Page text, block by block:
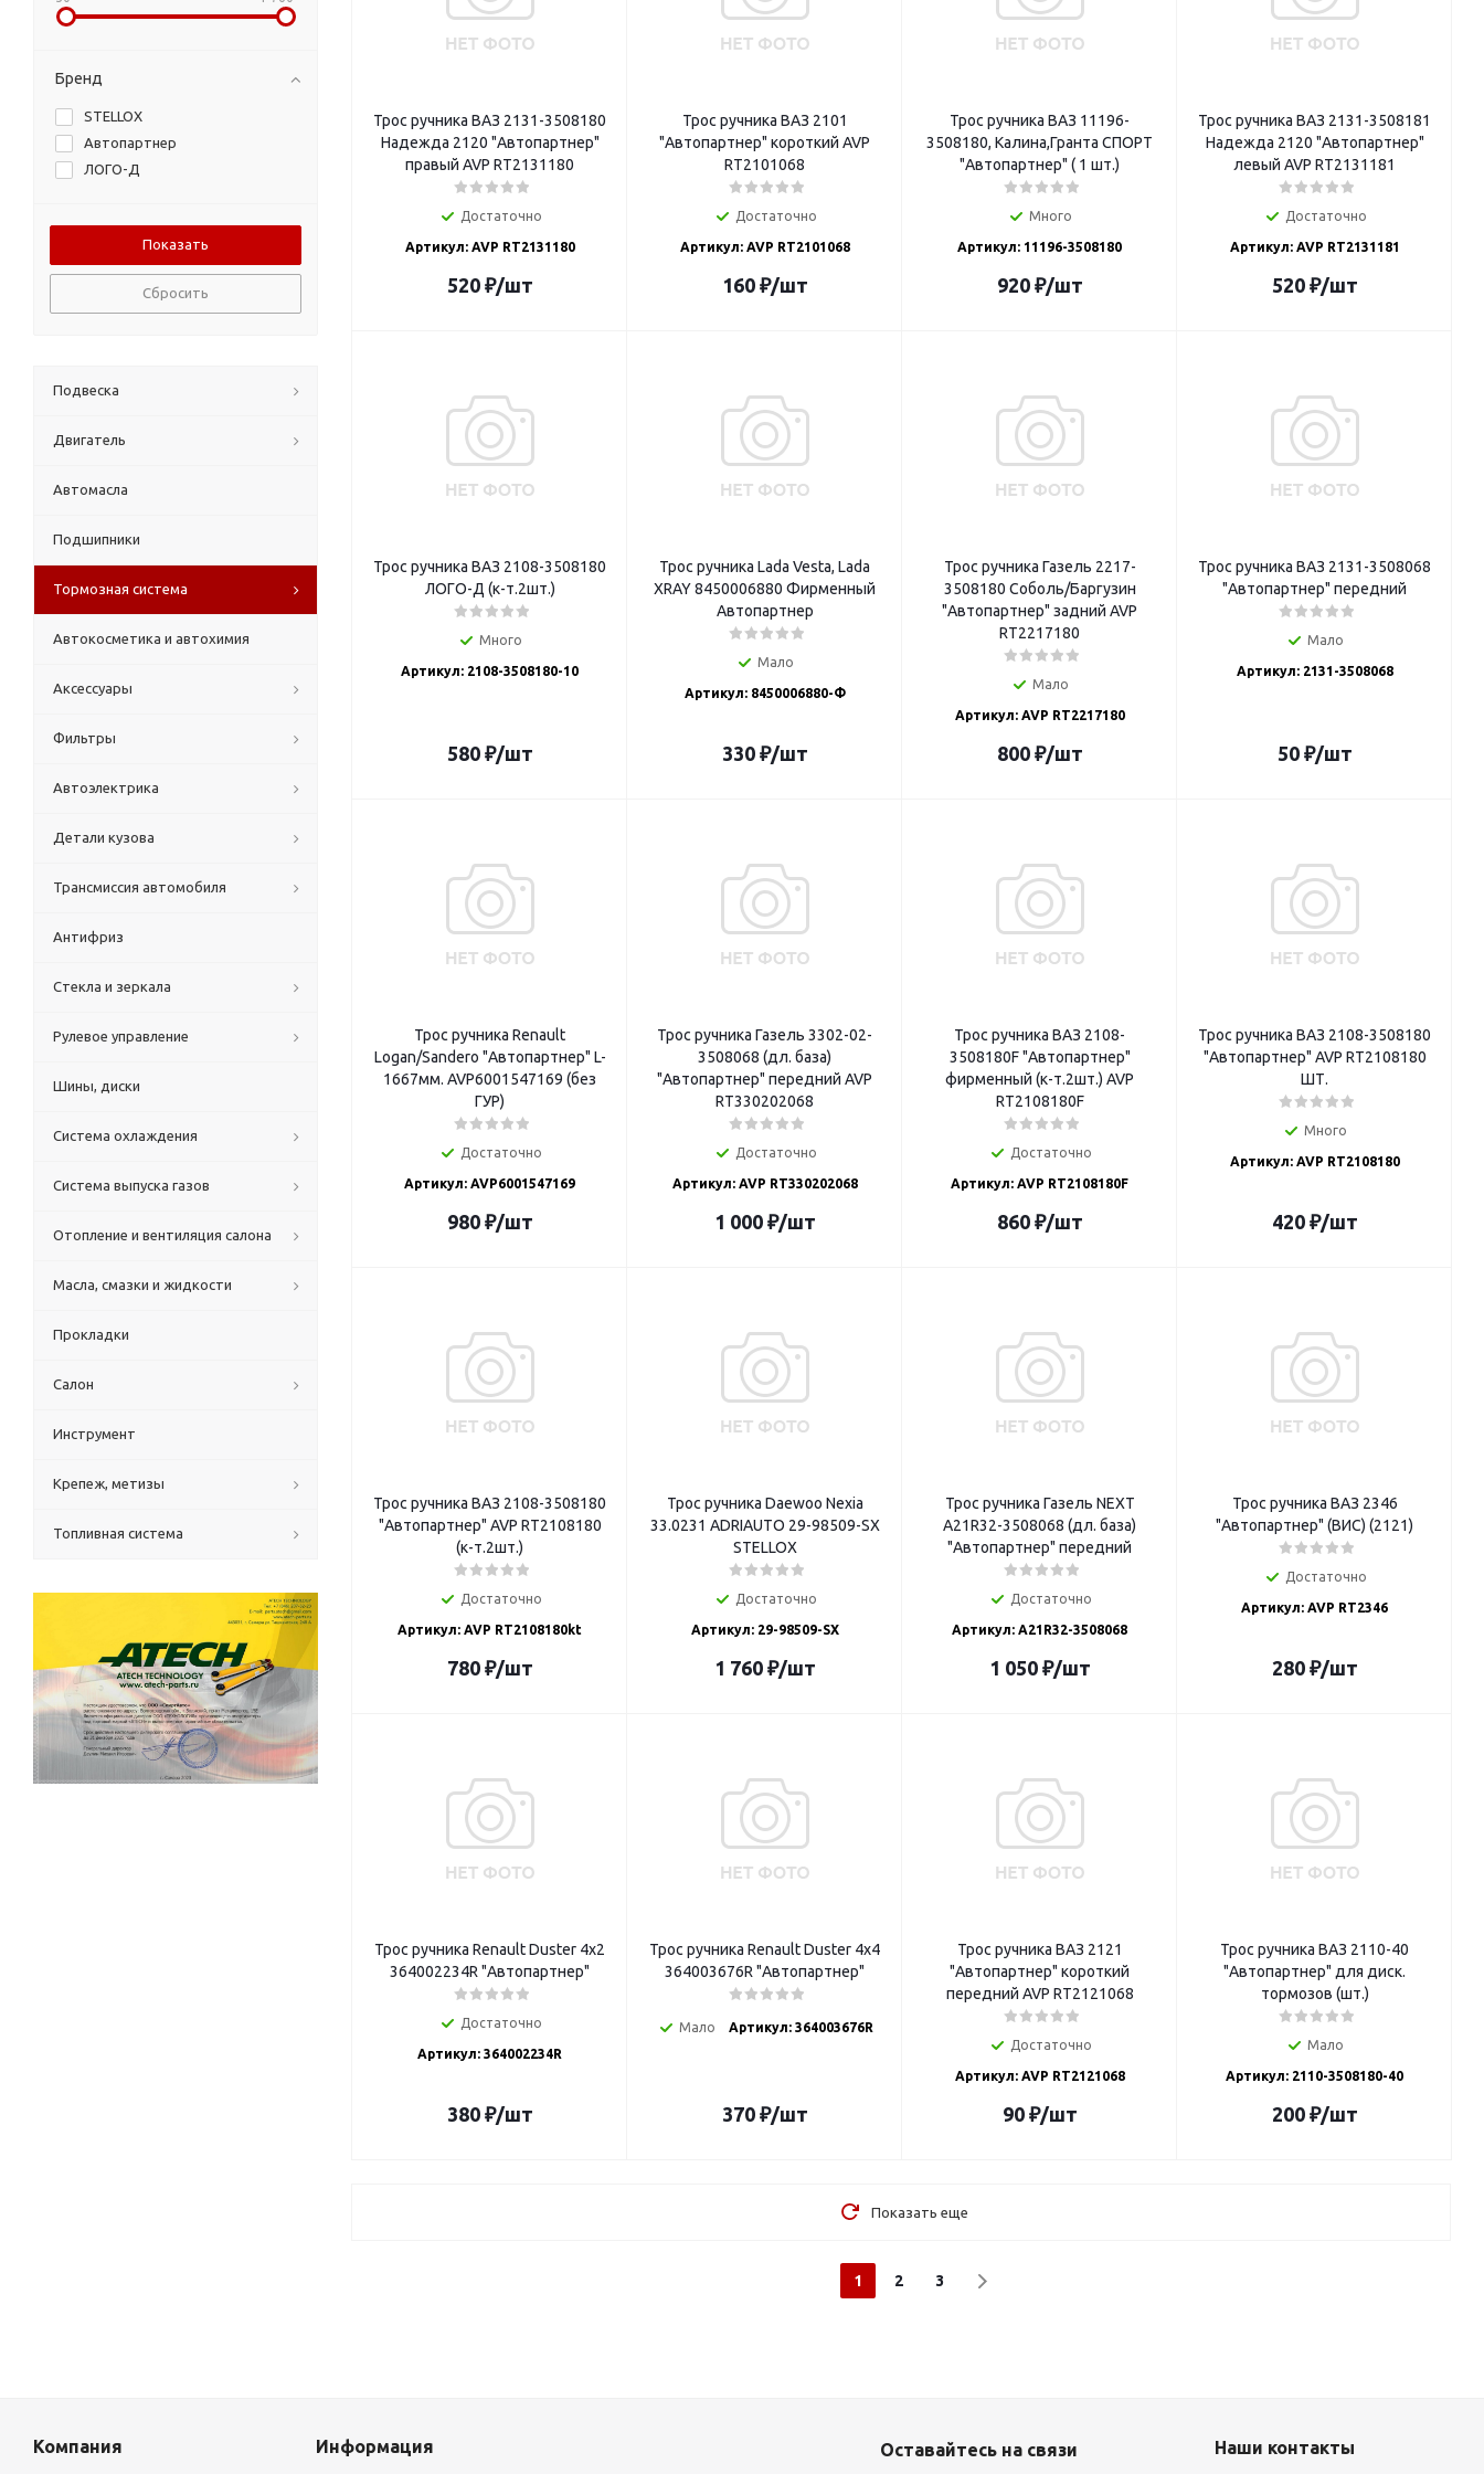
Трос ручника ВАЗ 2131-3508180
Надежда 2120 "Автопартнер"
правый AVP RT2131180
Достаточно
Артикул: AVP RT2131180
520₽/шт
Трос ручника ВАЗ 2101
"Автопартнер" короткий AVP
RT2101068
Достаточно
Артикул: AVP RT2101068
160₽/шт
Трос ручника ВАЗ 11196-
3508180, Калина,Гранта СПОРТ
"Автопартнер" ( 1 шт.)
Много
Артикул: 11196-3508180
920₽/шт
Трос ручника ВАЗ 2131-3508181
Надежда 2120 "Автопартнер"
левый AVP RT2131181
Достаточно
Артикул: AVP RT2131181
520₽/шт
Трос ручника ВАЗ 2108-3508180
ЛОГО-Д (к-т.2шт.)
Много
Артикул: 2108-3508180-10
580₽/шт
Трос ручника Lada Vesta, Lada
XRAY 8450006880 Фирменный
Автопартнер
Мало
Артикул: 8450006880-Ф
330₽/шт
Трос ручника Газель 2217-
3508180 Соболь/Баргузин
"Автопартнер" задний AVP
RT2217180
Мало
Артикул: AVP RT2217180
800₽/шт
Трос ручника ВАЗ 2131-3508068
"Автопартнер" передний
Мало
Артикул: 2131-3508068
50₽/шт
Трос ручника Renault
Logan/Sandero "Автопартнер" L-
1667мм. AVP6001547169 (без
ГУР)
Достаточно
Артикул: AVP6001547169
980₽/шт
Трос ручника Газель 3302-02-
3508068 (дл. база)
"Автопартнер" передний AVP
RT330202068
Достаточно
Артикул: AVP RT330202068
1 000₽/шт
Трос ручника ВАЗ 2108-
3508180F "Автопартнер"
фирменный (к-т.2шт.) AVP
RT2108180F
Достаточно
Артикул: AVP RT2108180F
860₽/шт
Трос ручника ВАЗ 2108-3508180
"Автопартнер" AVP RT2108180
ШТ.
Много
Артикул: AVP RT2108180
420₽/шт
Трос ручника ВАЗ 2108-3508180
"Автопартнер" AVP RT2108180
(к-т.2шт.)
Достаточно
Артикул: AVP RT2108180kt
780₽/шт
Трос ручника Daewoo Nexia
33.0231 ADRIAUTO 29-98509-SX
STELLOX
Достаточно
Артикул: 29-98509-SX
1 760₽/шт
Трос ручника Газель NEXT
A21R32-3508068 (дл. база)
"Автопартнер" передний
Достаточно
Артикул: A21R32-3508068
1 050₽/шт
Трос ручника ВАЗ 2346
"Автопартнер" (ВИС) (2121)
Достаточно
Артикул: AVP RT2346
280₽/шт
Трос ручника Renault Duster 4x2
364002234R "Автопартнер"
Достаточно
Артикул: 364002234R
380₽/шт
Трос ручника Renault Duster 4x4
364003676R "Автопартнер"
Мало Артикул: 364003676R
370₽/шт
Трос ручника ВАЗ 2121
"Автопартнер" короткий
передний AVP RT2121068
Достаточно
Артикул: AVP RT2121068
90₽/шт
Трос ручника ВАЗ 2110-40
"Автопартнер" для диск.
тормозов (шт.)
Мало
Артикул: 2110-3508180-40
200₽/шт
Показать еще
1 2 3
Бренд
STELLOX
Автопартнер
ЛОГО-Д
Сбросить
Подвеска
Двигатель
Автомасла
Подшипники
Тормозная система
Автокосметика и автохимия
Аксессуары
Фильтры
Автоэлектрика
Детали кузова
Трансмиссия автомобиля
Антифриз
Стекла и зеркала
Рулевое управление
Шины, диски
Система охлаждения
Система выпуска газов
Отопление и вентиляция салона
Масла, смазки и жидкости
Прокладки
Салон
Инструмент
Крепеж, метизы
Топливная система
Компания Информация Оставайтесь на связи Наши контакты